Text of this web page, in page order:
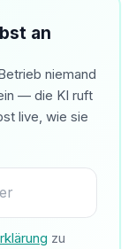
an
niemand
— die KI ruft
live, wie sie
zu